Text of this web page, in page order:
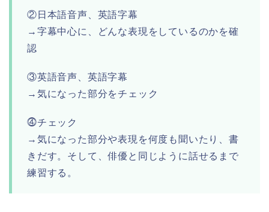
②日本語音声、英語字幕
→字幕中心に、どんな表現をしているのかを確
認
③英語音声、英語字幕
→気になった部分をチェック
⓸チェック
→気になった部分や表現を何度も聞いたり、書
きだす。そして、俳優と同じように話せるまで
練習する。